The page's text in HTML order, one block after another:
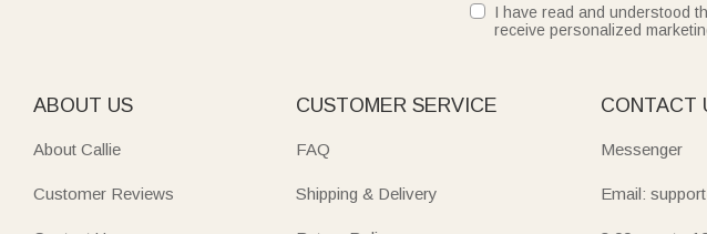
I have read and understood
receive personalized
ABOUT US
About Callie
Customer Reviews
CUSTOMER SERVICE
FAQ
Shipping & Delivery
CONTACT
Messenger
Email: